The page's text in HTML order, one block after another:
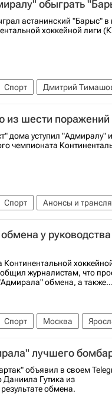
обыграть
астанинский "Барыс" в
хоккейной лиги
Спорт Дмитрий
(Москва) КХЛ 2025-
из шести
дома уступил "Адмиралу"
чемпионата
Спорт
Анонсы и
Шестаков
КХЛ 2025-2026 Адмирал
у руководства
журналистам, что
обмена, а также...
Спорт Москва
КХЛ 2025-2026
лучшего
объявил в своем
Гутика из
обмена.